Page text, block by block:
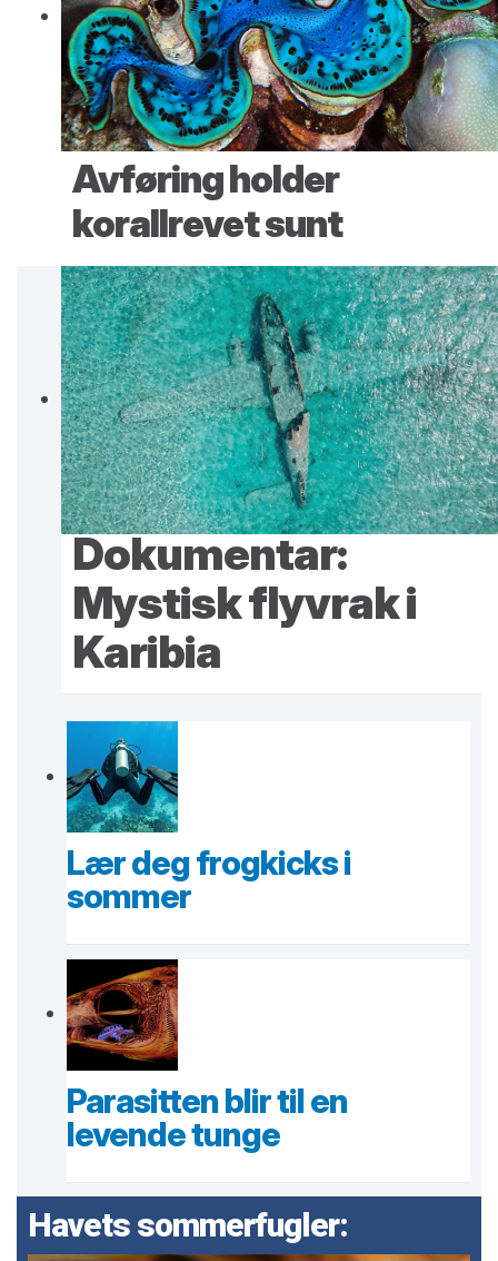
Avføring holder
korallrevet sunt
Dokumentar:
Mystisk flyvrak i
Karibia
Lær deg frogkicks i
sommer
Parasitten blir til en
levende tunge
Havets sommerfugler: